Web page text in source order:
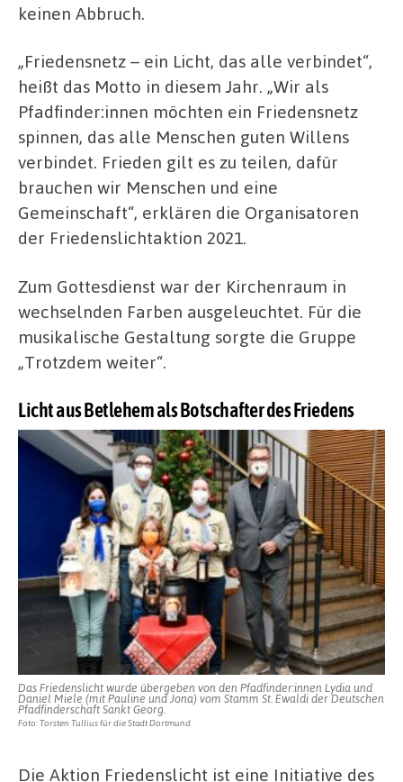
keinen Abbruch.
„Friedensnetz – ein Licht, das alle verbindet“,
heißt das Motto in diesem Jahr. „Wir als
Pfadfinder:innen möchten ein Friedensnetz
spinnen, das alle Menschen guten Willens
verbindet. Frieden gilt es zu teilen, dafür
brauchen wir Menschen und eine
Gemeinschaft“, erklären die Organisatoren
der Friedenslichtaktion 2021.
Zum Gottesdienst war der Kirchenraum in
wechselnden Farben ausgeleuchtet. Für die
musikalische Gestaltung sorgte die Gruppe
„Trotzdem weiter“.
Licht aus Betlehem als Botschafter des Friedens
Das Friedenslicht wurde übergeben von den Pfadfinder:innen Lydia und
Daniel Miele (mit Pauline und Jona) vom Stamm St. Ewaldi der Deutschen
Pfadfinderschaft Sankt Georg.
Foto: Torsten Tullius für die Stadt Dortmund
Die Aktion Friedenslicht ist eine Initiative des